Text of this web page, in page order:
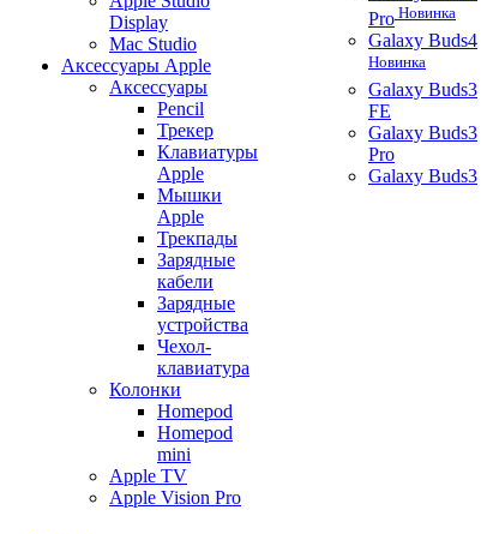
Display
Mac Studio
Аксессуары Apple
Аксессуары
Pencil
Трекер
Клавиатуры
Apple
Мышки
Apple
Трекпады
Зарядные
кабели
Зарядные
устройства
Чехол-
клавиатура
Колонки
Homepod
Homepod
mini
Apple TV
Apple Vision Pro
Pro Новинка
Galaxy Buds4
Новинка
Galaxy Buds3
FE
Galaxy Buds3
Pro
Galaxy Buds3